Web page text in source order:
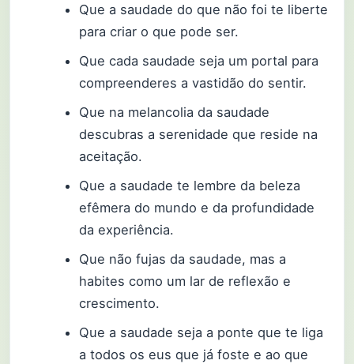
Que a saudade do que não foi te liberte
para criar o que pode ser.
Que cada saudade seja um portal para
compreenderes a vastidão do sentir.
Que na melancolia da saudade
descubras a serenidade que reside na
aceitação.
Que a saudade te lembre da beleza
efêmera do mundo e da profundidade
da experiência.
Que não fujas da saudade, mas a
habites como um lar de reflexão e
crescimento.
Que a saudade seja a ponte que te liga
a todos os eus que já foste e ao que